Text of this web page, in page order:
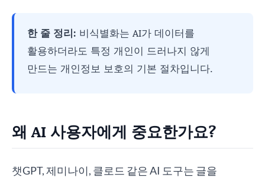
한 줄 정리: 비식별화는 AI가 데이터를
활용하더라도 특정 개인이 드러나지 않게
만드는 개인정보 보호의 기본 절차입니다.
왜 AI 사용자에게 중요한가요?
챗GPT, 제미나이, 클로드 같은 AI 도구는 글을